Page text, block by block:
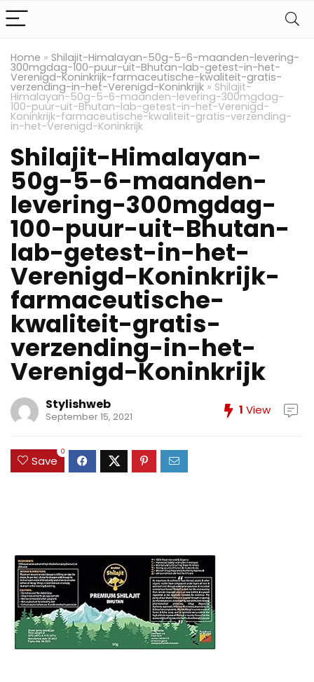
Home » Shilajit-Himalayan-50g-5-6-maanden-levering-
300mgdag-100-puur-uit-Bhutan-lab-getest-in-het-
Verenigd-Koninkrijk-farmaceutische-kwaliteit-gratis-
verzending-in-het-Verenigd-Koninkrijk » Shilajit-
Himalayan-50g-5-6-maanden-levering-300mgdag-
100-puur-uit-Bhutan-lab-getest-in-het-Verenigd-
Koninkrijk-farmaceutische-kwaliteit-gratis-verzending-
in-het-Verenigd-Koninkrijk
Shilajit-Himalayan-
50g-5-6-maanden-
levering-300mgdag-
100-puur-uit-Bhutan-
lab-getest-in-het-
Verenigd-Koninkrijk-
farmaceutische-
kwaliteit-gratis-
verzending-in-het-
Verenigd-Koninkrijk
Stylishweb
September 15, 2021 1 View
Save
0